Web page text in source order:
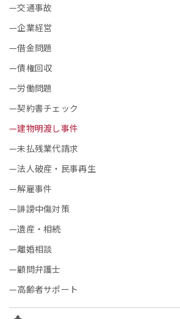
交通事故
企業経営
借金問題
債権回収
労働問題
契約書チェック
建物明渡し事件
未払残業代請求
法人破産・民事再生
解雇事件
誹謗中傷対策
遺産・相続
離婚相談
顧問弁護士
高齢者サポート